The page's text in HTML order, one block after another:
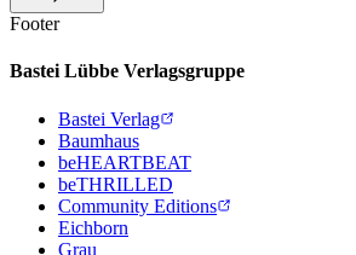
Footer
Bastei Lübbe Verlagsgruppe
Bastei Verlag
Baumhaus
beHEARTBEAT
beTHRILLED
Community Editions
Eichborn
Grau